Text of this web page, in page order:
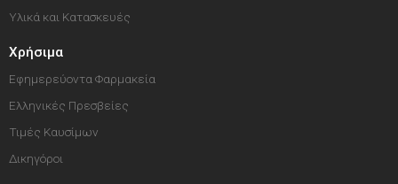
Υλικά και Κατασκευές
Χρήσιμα
Εφημερεύοντα Φαρμακεία
Ελληνικές Πρεσβείες
Τιμές Καυσίμων
Δικηγόροι